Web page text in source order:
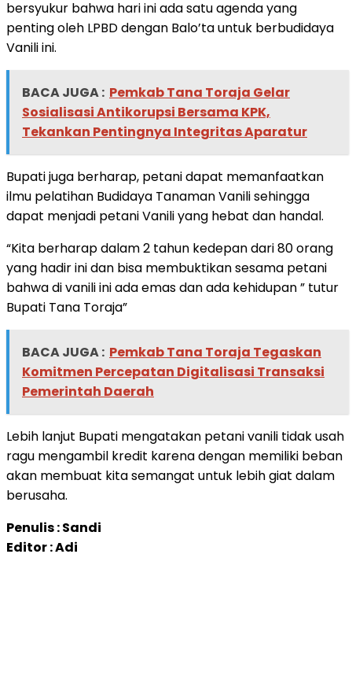
bersyukur bahwa hari ini ada satu agenda yang
penting oleh LPBD dengan Balo’ta untuk berbudidaya
Vanili ini.
BACA JUGA : Pemkab Tana Toraja Gelar
Sosialisasi Antikorupsi Bersama KPK,
Tekankan Pentingnya Integritas Aparatur
Bupati juga berharap, petani dapat memanfaatkan
ilmu pelatihan Budidaya Tanaman Vanili sehingga
dapat menjadi petani Vanili yang hebat dan handal.
“Kita berharap dalam 2 tahun kedepan dari 80 orang
yang hadir ini dan bisa membuktikan sesama petani
bahwa di vanili ini ada emas dan ada kehidupan ” tutur
Bupati Tana Toraja”
BACA JUGA : Pemkab Tana Toraja Tegaskan
Komitmen Percepatan Digitalisasi Transaksi
Pemerintah Daerah
Lebih lanjut Bupati mengatakan petani vanili tidak usah
ragu mengambil kredit karena dengan memiliki beban
akan membuat kita semangat untuk lebih giat dalam
berusaha.
Penulis : Sandi
Editor : Adi